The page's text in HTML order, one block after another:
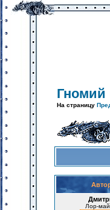
Гномий
На страницу
Лор-